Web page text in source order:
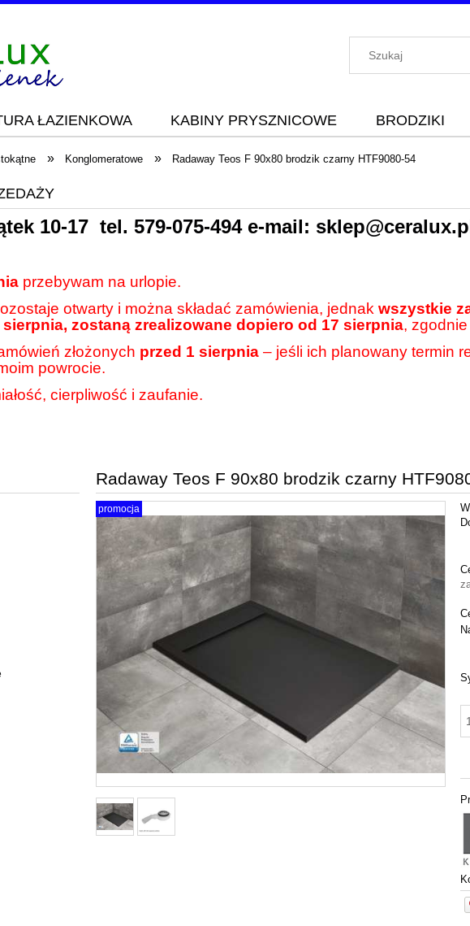
ŁAZIENKOWA KABINY PRYSZNICOWE BRODZIKI
» Konglomeratowe » Radaway Teos F 90x80 brodzik czarny HTF9080-54
10-17 tel. 579-075-494e-mail:
przebywam na urlopie.
otwarty i można składać zamówienia, jednak wszystkie
zostaną zrealizowane dopiero od 17 sierpnia,
złożonych przed 1 sierpnia – jeśli ich planowany termin
powrocie.
cierpliwość i zaufanie.
Radaway Teos F 90x80 brodzik czarny
promocja
Cena nie
płatności